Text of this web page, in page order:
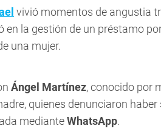
vivió momentos de angustia
en la gestión de un préstamo
una mujer.
Ángel Martínez, conocido por
quienes denunciaron
medianteWhatsApp.